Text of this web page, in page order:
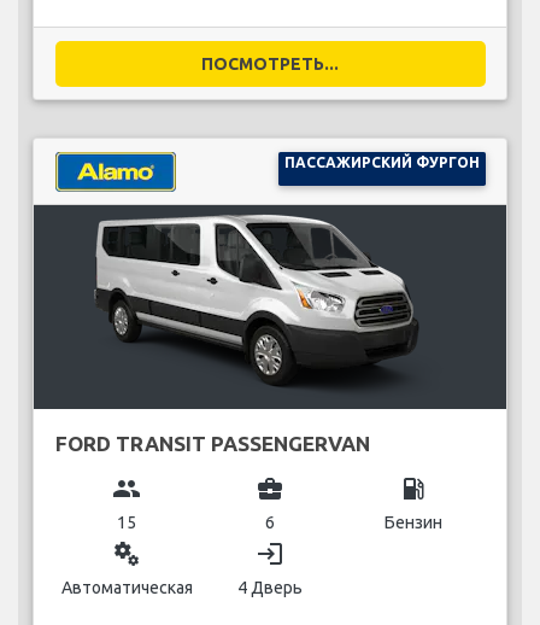
ПОСМОТРЕТЬ...
ПАССАЖИРСКИЙ ФУРГОН
FORD TRANSIT PASSENGERVAN
group
15
business_center
6
local_gas_station
Бензин
miscellaneous_services
Автоматическая
login
4 Дверь